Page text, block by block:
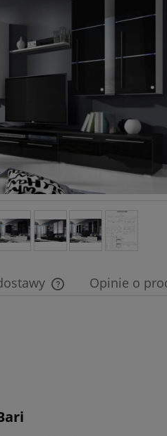
Opinie o